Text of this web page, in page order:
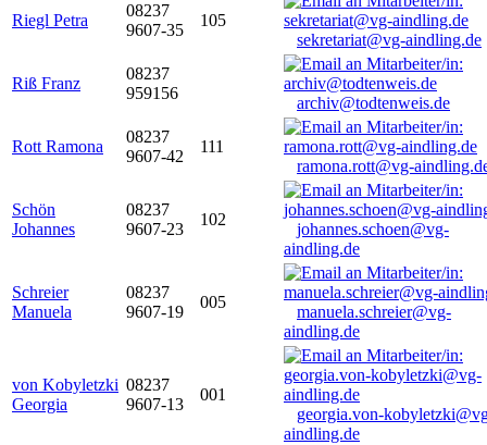
Riegl Petra
08237
9607-35
105
sekretariat@vg-aindling.de
Riß Franz
08237
959156
archiv@todtenweis.de
Rott Ramona
08237
9607-42
111
ramona.rott@vg-
Schön
Johannes
08237
9607-23
102
johannes.schoen@vg-
aindling.de
Schreier
Manuela
08237
9607-19
005
manuela.schreier@vg-
aindling.de
von Kobyletzki
Georgia
08237
9607-13
001
georgia.von-
aindling.de